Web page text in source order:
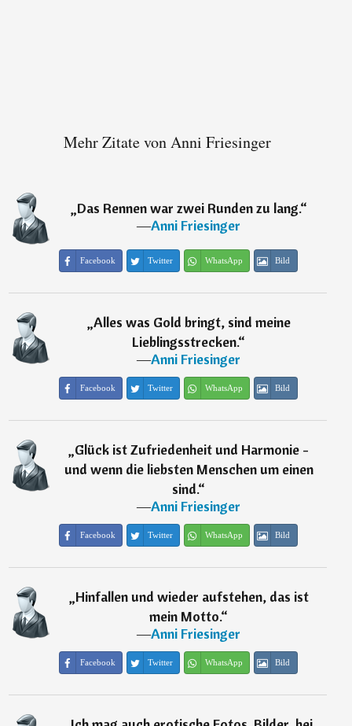
Mehr Zitate von Anni Friesinger
„Das Rennen war zwei Runden zu lang.“
―Anni Friesinger
Facebook Twitter WhatsApp Bild
„Alles was Gold bringt, sind meine
Lieblingsstrecken.“
―Anni Friesinger
Facebook Twitter WhatsApp Bild
„Glück ist Zufriedenheit und Harmonie -
und wenn die liebsten Menschen um einen
sind.“
―Anni Friesinger
Facebook Twitter WhatsApp Bild
„Hinfallen und wieder aufstehen, das ist
mein Motto.“
―Anni Friesinger
Facebook Twitter WhatsApp Bild